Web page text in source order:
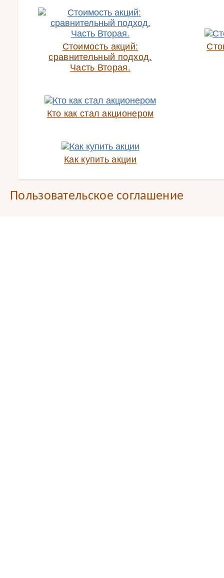
Стоимость акций:
сравнительный подход.
Часть Вторая.
Кто как стал акционером
Как купить акции
Пользовательское соглашение